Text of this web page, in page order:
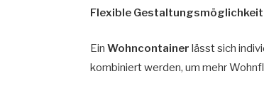
Flexible
EinWohncontainer lässt sich
kombiniert werden, um mehr